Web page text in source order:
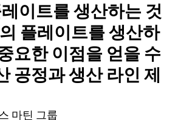
이트를 생산하는 것
플레이트를 생산하
요한 이점을 얻을 수
공정과 생산 라인 제
마틴 그룹